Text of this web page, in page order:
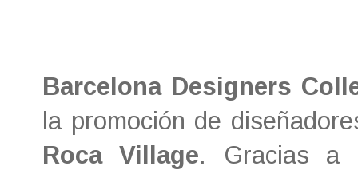
Barcelona Designers
la promoción de
Roca Village. Gracias a